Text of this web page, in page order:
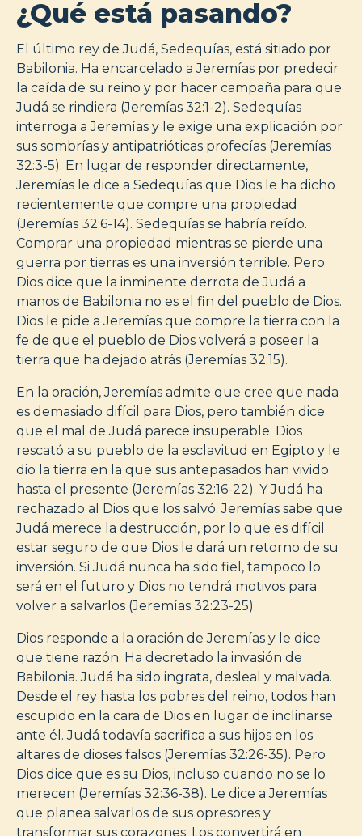
¿Qué está pasando?
El último rey de Judá, Sedequías, está sitiado por
Babilonia. Ha encarcelado a Jeremías por predecir
la caída de su reino y por hacer campaña para que
Judá se rindiera (Jeremías 32:1-2). Sedequías
interroga a Jeremías y le exige una explicación por
sus sombrías y antipatrióticas profecías (Jeremías
32:3-5). En lugar de responder directamente,
Jeremías le dice a Sedequías que Dios le ha dicho
recientemente que compre una propiedad
(Jeremías 32:6-14). Sedequías se habría reído.
Comprar una propiedad mientras se pierde una
guerra por tierras es una inversión terrible. Pero
Dios dice que la inminente derrota de Judá a
manos de Babilonia no es el fin del pueblo de Dios.
Dios le pide a Jeremías que compre la tierra con la
fe de que el pueblo de Dios volverá a poseer la
tierra que ha dejado atrás (Jeremías 32:15).
En la oración, Jeremías admite que cree que nada
es demasiado difícil para Dios, pero también dice
que el mal de Judá parece insuperable. Dios
rescató a su pueblo de la esclavitud en Egipto y le
dio la tierra en la que sus antepasados han vivido
hasta el presente (Jeremías 32:16-22). Y Judá ha
rechazado al Dios que los salvó. Jeremías sabe que
Judá merece la destrucción, por lo que es difícil
estar seguro de que Dios le dará un retorno de su
inversión. Si Judá nunca ha sido fiel, tampoco lo
será en el futuro y Dios no tendrá motivos para
volver a salvarlos (Jeremías 32:23-25).
Dios responde a la oración de Jeremías y le dice
que tiene razón. Ha decretado la invasión de
Babilonia. Judá ha sido ingrata, desleal y malvada.
Desde el rey hasta los pobres del reino, todos han
escupido en la cara de Dios en lugar de inclinarse
ante él. Judá todavía sacrifica a sus hijos en los
altares de dioses falsos (Jeremías 32:26-35). Pero
Dios dice que es su Dios, incluso cuando no se lo
merecen (Jeremías 32:36-38). Le dice a Jeremías
que planea salvarlos de sus opresores y
transformar sus corazones. Los convertirá en